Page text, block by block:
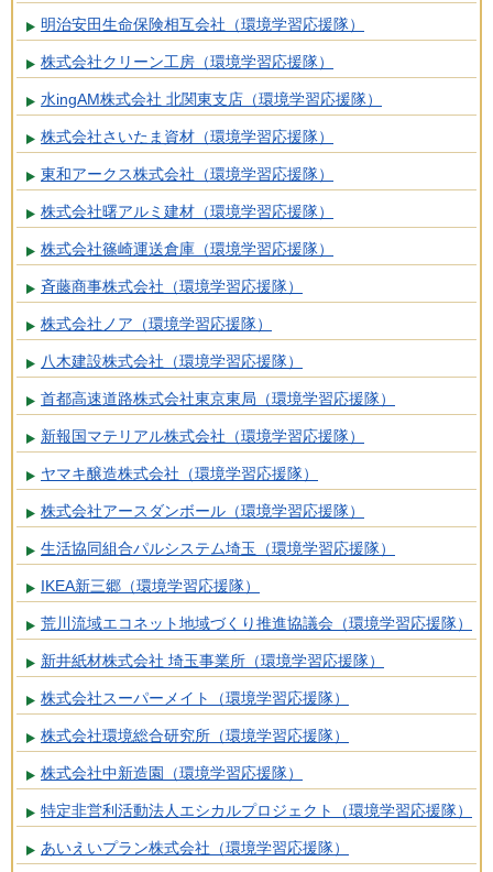
明治安田生命保険相互会社（環境学習応援隊）
株式会社クリーン工房（環境学習応援隊）
水ingAM株式会社 北関東支店（環境学習応援隊）
株式会社さいたま資材（環境学習応援隊）
東和アークス株式会社（環境学習応援隊）
株式会社曙アルミ建材（環境学習応援隊）
株式会社篠崎運送倉庫（環境学習応援隊）
斉藤商事株式会社（環境学習応援隊）
株式会社ノア（環境学習応援隊）
八木建設株式会社（環境学習応援隊）
首都高速道路株式会社東京東局（環境学習応援隊）
新報国マテリアル株式会社（環境学習応援隊）
ヤマキ醸造株式会社（環境学習応援隊）
株式会社アースダンボール（環境学習応援隊）
生活協同組合パルシステム埼玉（環境学習応援隊）
IKEA新三郷（環境学習応援隊）
荒川流域エコネット地域づくり推進協議会（環境学習応援隊）
新井紙材株式会社 埼玉事業所（環境学習応援隊）
株式会社スーパーメイト（環境学習応援隊）
株式会社環境総合研究所（環境学習応援隊）
株式会社中新造園（環境学習応援隊）
特定非営利活動法人エシカルプロジェクト（環境学習応援隊）
あいえいプラン株式会社（環境学習応援隊）